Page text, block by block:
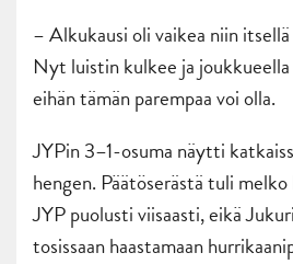
– Alkukausi oli vaikea niin
Nyt luistin kulkee ja
eihän tämän parempaa voi olla.
JYPin 3–1-osuma näytti
hengen. Päätöserästä tuli
JYP puolusti viisaasti, eikä
tosissaan haastamaan